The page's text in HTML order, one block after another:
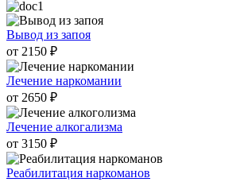
Вывод из запоя
от 2150 ₽
Лечение наркомании
от 2650 ₽
Лечение алкогализма
от 3150 ₽
Реабилитация наркоманов